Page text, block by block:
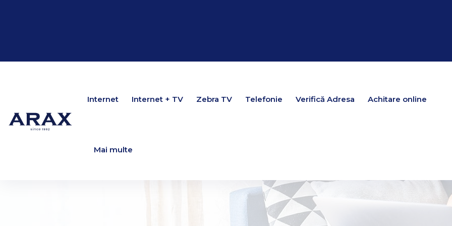
Internet Internet + TV Zebra TV Telefonie Verifică Adresa Achitare online
Mai multe
Internet Internet + TV Zebra TV Telefonie Verifică Adresa Achitare online
Mai multe